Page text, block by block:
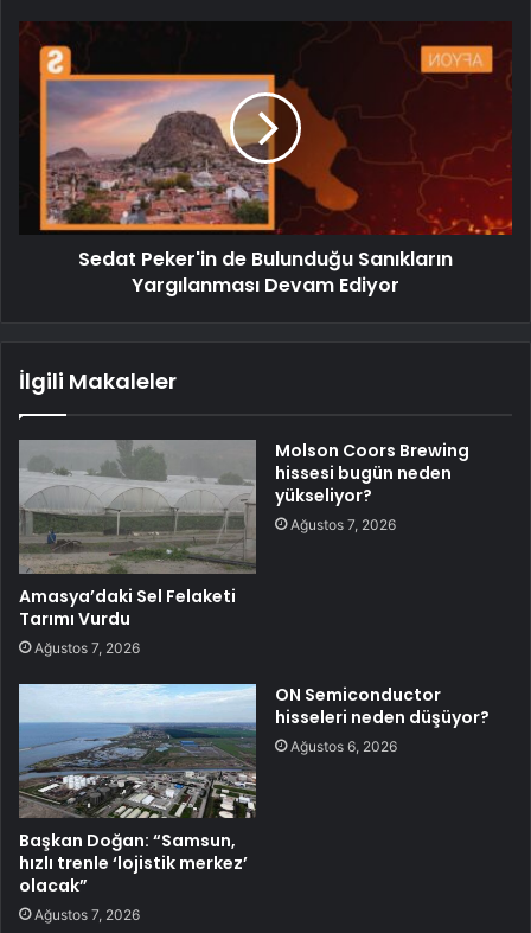
Sedat Peker'in de Bulunduğu Sanıkların
Yargılanması Devam Ediyor
İlgili Makaleler
Amasya’daki Sel Felaketi
Tarımı Vurdu
Ağustos 7, 2026
Molson Coors Brewing
hissesi bugün neden
yükseliyor?
Ağustos 7, 2026
Başkan Doğan: “Samsun,
hızlı trenle ‘lojistik merkez’
olacak”
Ağustos 7, 2026
ON Semiconductor
hisseleri neden düşüyor?
Ağustos 6, 2026